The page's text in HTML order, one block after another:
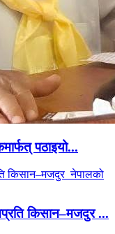
पठाइयो...
किसान–मजदुर ...